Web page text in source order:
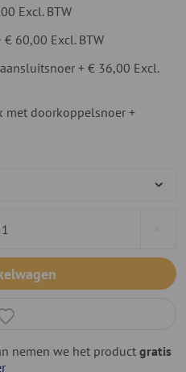
Excl. BTW
€ 60,00 Excl. BTW
+ € 36,00 Excl.
met doorkoppelsnoer +
nemen we het product gratis